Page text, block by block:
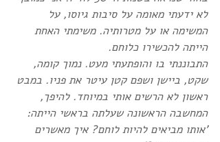
לא ידעתי מאומה על סיבות גיוסו, על
המשימה או על מטרותיה. משימתי האחת
הייתה להכשירו כלוחם.
התבוננתי בו והופתעתי מעט. נמוך קומה,
שקט, ביישן ושפם קטן עיטר את פניו. במבט
ראשון לא הרשים אותי במיוחד. להיפך,
המחשבה הראשונה שעלתה בראשי הייתה:
'אותו מביאים להיות לוחם? איך מאשרים